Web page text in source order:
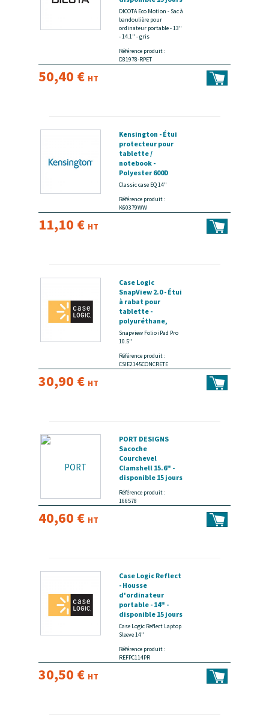
DICOTA Eco Motion - Sac à
bandoulière pour
ordinateur portable - 13"
- 14.1" - gris
Référence produit :
D31978-RPET
50,40 € HT
Kensington - Étui
protecteur pour
tablette /
notebook -
Polyester 600D
100% recyclé - noir,
disponible 15 jours
Classic case EQ 14"
Référence produit :
K60379WW
11,10 € HT
Case Logic
SnapView 2.0 - Étui
à rabat pour
tablette -
polyuréthane,
polycarbonate -
ciment - 10.5" -
Snapview Folio iPad Pro
10.5"
Référence produit :
CSIE2145CONCRETE
30,90 € HT
PORT DESIGNS
Sacoche
Courchevel
Clamshell 15.6" -
disponible 15 jours
Référence produit :
166578
40,60 € HT
Case Logic Reflect
- Housse
d'ordinateur
portable - 14" -
disponible 15 jours
Case Logic Reflect Laptop
Sleeve 14"
Référence produit :
REFPC114PR
30,50 € HT